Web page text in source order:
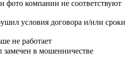
фото компании не соответствуют
условия договора и/или сроки
не работает
в мошенничестве